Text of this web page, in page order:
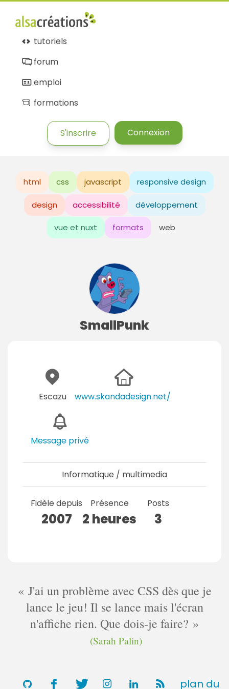
tutoriels
forum
emploi
formations
S'inscrire Connexion
html css javascript responsive design
design accessibilité développement
vue et nuxt formats web
SmallPunk
Escazu www.skandadesign.net/
Message privé
Informatique / multimedia
Fidèle depuis
2007
Présence
2 heures
Posts
3
J'ai un problème avec CSS dès que je
lance le jeu! Il se lance mais l'écran
n'affiche rien. Que dois-je faire?
(Sarah Palin)
plan du